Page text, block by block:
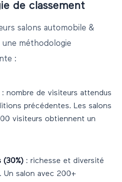
de classement
salons automobile &
méthodologie
:
: nombre de visiteurs attendus
précédentes. Les salons
visiteurs obtiennent un
(30%) : richesse et diversité
salon avec 200+